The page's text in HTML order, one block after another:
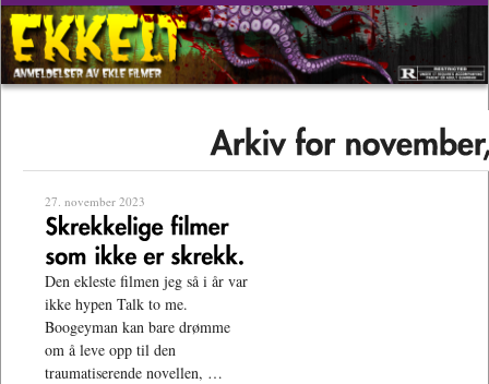
27. november 2023
Den ekleste filmen jeg så i år var
ikke hypen Talk to me.
Boogeyman kan bare drømme
om å leve opp til den
traumatiserende novellen, …